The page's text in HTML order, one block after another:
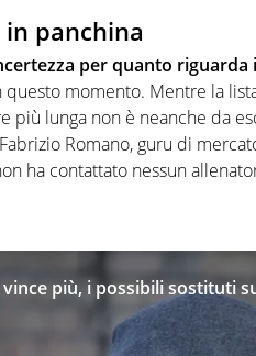
panchina
per quanto
questo momento. Mentre la
più lunga non è neanche da
Romano, guru di
ha contattato nessun
più, i possibili sostituti